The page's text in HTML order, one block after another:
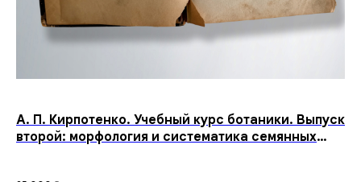
А. П. Кирпотенко. Учебный курс ботаники. Выпуск
второй: морфология и систематика семянных